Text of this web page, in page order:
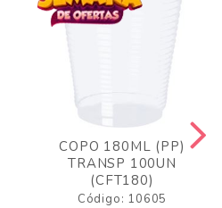
COPO 180ML (PP)
TRANSP 100UN
(CFT180)
Código: 10605